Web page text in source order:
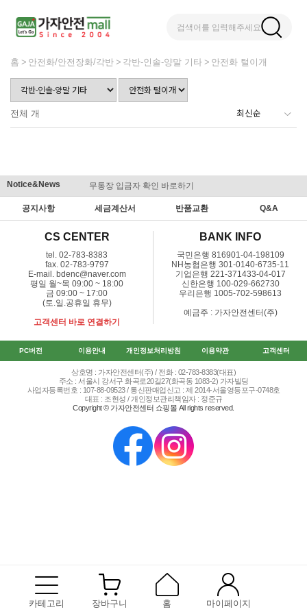
검색어를 입력해주세요
카테고리 장바구니 홈 마이페이지
홈 안전화/안전장화/각반 각반-인솔-양말 기타 안전화 털이개
전체 개
Notice&News 무통장 입금자 확인 바로하기
공지사항 세금계산서 반품교환 Q&A
CS CENTER
tel. 02-783-8383
fax. 02-783-9797
E-mail. bdenc@naver.com
평일 월~목 09:00 ~ 18:00
금 09:00 ~ 17:00
(토.일.공휴일 휴무)
고객센터 바로 연결하기
BANK INFO
국민은행 816901-04-198109
NH농협은행 301-0140-6735-11
기업은행 221-371433-04-017
신한은행 100-029-662730
우리은행 1005-702-598613
예금주 : 가자안전센터(주)
PC버전 이용안내 개인정보처리방침 이용약관 고객센터
상호명 : 가자안전센터(주) / 전화 : 02-783-8383(대표)
주소 : 서울시 강서구 화곡로20길27(화곡동 1083-2) 가자빌딩
사업자등록번호 : 107-88-09523 / 통신판매업신고 : 제 2014-서울영등포구-0748호
대표 : 조현성 / 개인정보관리책임자 : 정준규
Copyright © 가자안전센터 쇼핑몰 All rights reserved.